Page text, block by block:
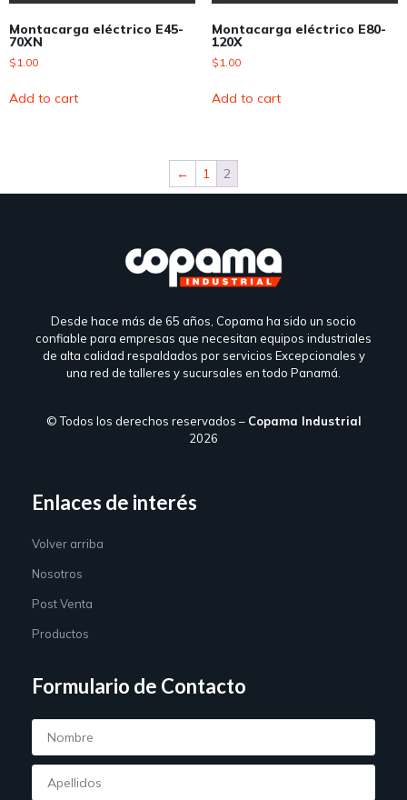
Montacarga eléctrico E45-
70XN
$ 1.00
Add to cart
Montacarga eléctrico E80-
120X
$ 1.00
Add to cart
← 1 2
Desde hace más de 65 años, Copama ha sido un socio
confiable para empresas que necesitan equipos industriales
de alta calidad respaldados por servicios Excepcionales y
una red de talleres y sucursales en todo Panamá.
© Todos los derechos reservados – Copama Industrial
2026
Enlaces de interés
Volver arriba
Nosotros
Post Venta
Productos
Formulario de Contacto